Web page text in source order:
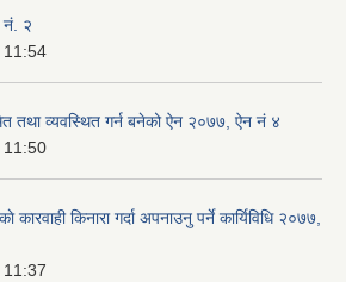
नं. २
तथा व्यवस्थित गर्न बनेको ऐन २०७७, ऐन नं ४
कारवाही किनारा गर्दा अपनाउनु पर्ने कार्यिविधि २०७७,